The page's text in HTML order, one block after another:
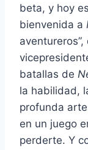
beta, y hoy
bienvenida a
batallas de
la habilidad,
profunda
en un juego
perderte. Y